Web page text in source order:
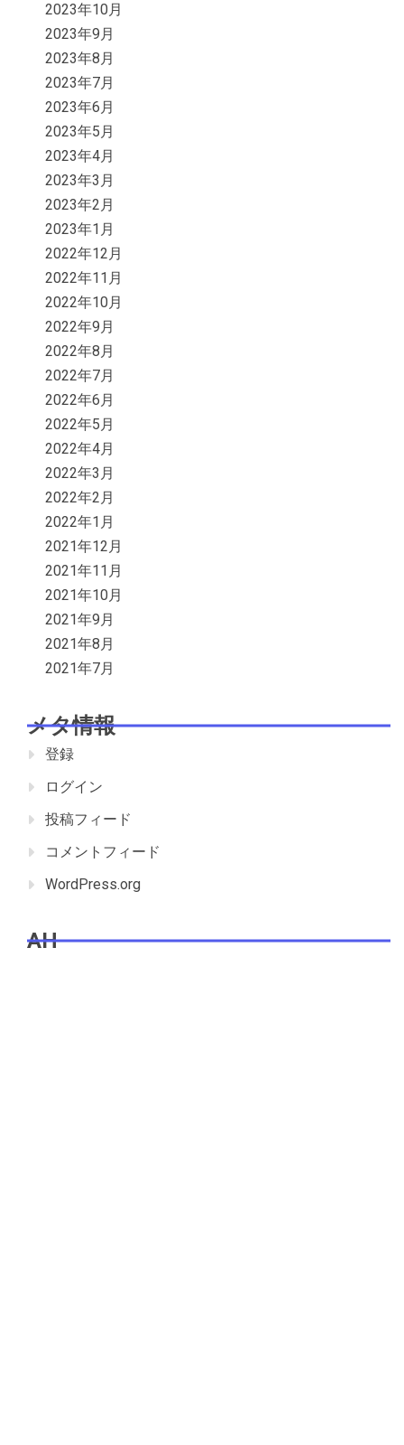
2023年10月
2023年9月
2023年8月
2023年7月
2023年6月
2023年5月
2023年4月
2023年3月
2023年2月
2023年1月
2022年12月
2022年11月
2022年10月
2022年9月
2022年8月
2022年7月
2022年6月
2022年5月
2022年4月
2022年3月
2022年2月
2022年1月
2021年12月
2021年11月
2021年10月
2021年9月
2021年8月
2021年7月
メタ情報
登録
ログイン
投稿フィード
コメントフィード
WordPress.org
AH